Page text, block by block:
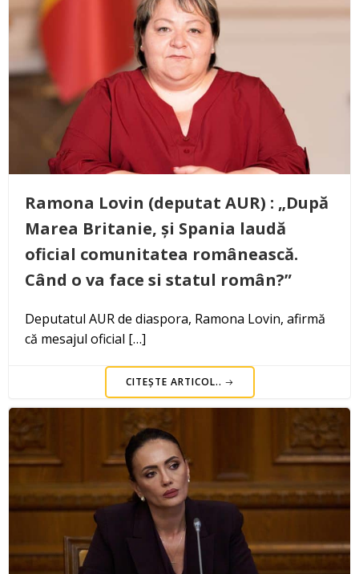
Ramona Lovin (deputat AUR) : „După
Marea Britanie, și Spania laudă
oficial comunitatea românească.
Când o va face si statul român?”
Deputatul AUR de diaspora, Ramona Lovin, afirmă
că mesajul oficial […]
CITEȘTE ARTICOL..